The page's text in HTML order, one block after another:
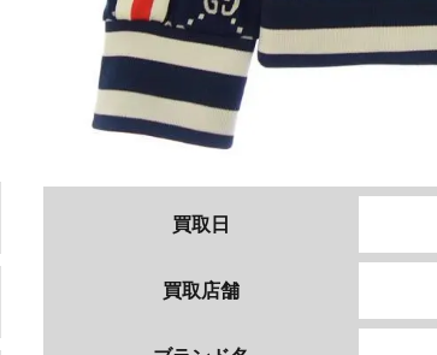
買取日
買取店舗